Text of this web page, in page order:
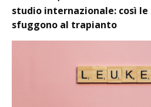
studio internazionale: così
sfuggono al trapianto